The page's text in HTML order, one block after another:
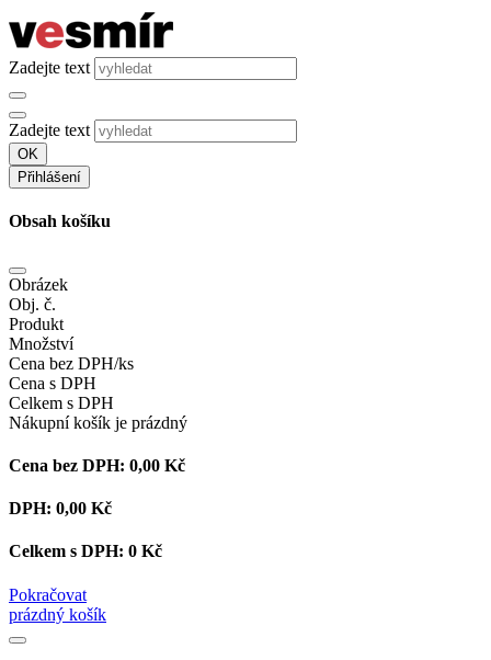
Zadejte text
Zadejte text
OK
Přihlášení
Obsah košíku
Obrázek
Obj. č.
Produkt
Množství
Cena bez DPH/ks
Cena s DPH
Celkem s DPH
Nákupní košík je prázdný
Cena bez DPH: 0,00 Kč
DPH: 0,00 Kč
Celkem s DPH: 0 Kč
Pokračovat
prázdný košík